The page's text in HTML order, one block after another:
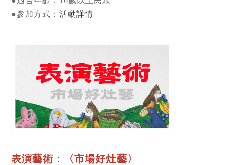
●參加方式：活動詳情
表演藝術：〈市場好灶藝〉